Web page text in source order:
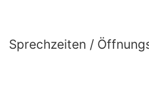
Sprechzeiten /